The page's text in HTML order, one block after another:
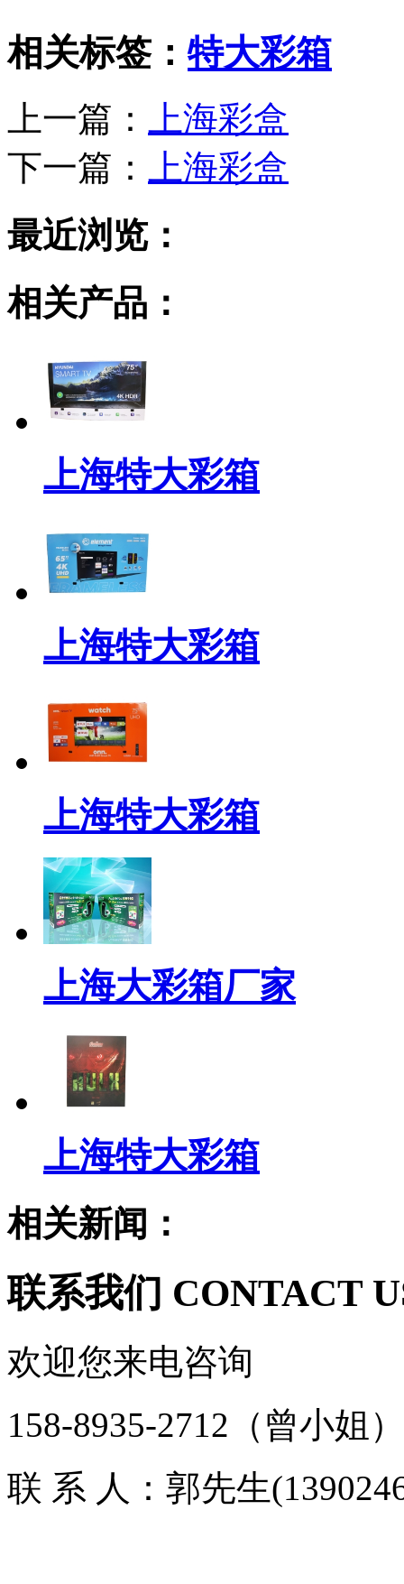
相关标签： 特大彩箱
上一篇：
上海彩盒
下一篇：
上海彩盒
最近浏览：
相关产品：
上海特大彩箱
上海特大彩箱
上海特大彩箱
上海大彩箱厂家
上海特大彩箱
相关新闻：
联系我们 CONTACT
欢迎您来电咨询
158-8935-2712 （曾小姐）
联 系 人：郭先生